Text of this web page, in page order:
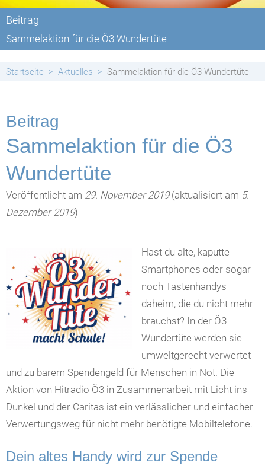
Beitrag
Sammelaktion für die Ö3 Wundertüte
Startseite Aktuelles Sammelaktion für die Ö3 Wundertüte
Beitrag
Sammelaktion für die Ö3
Wundertüte
Veröffentlicht am 29. November 2019(aktualisiert am 5.
Dezember 2019)
Hast du alte, kaputte
Smartphones oder sogar
noch Tastenhandys
daheim, die du nicht mehr
brauchst? In der Ö3-
Wundertüte werden sie
umweltgerecht verwertet
und zu barem Spendengeld für Menschen in Not. Die
Aktion von Hitradio Ö3 in Zusammenarbeit mit Licht ins
Dunkel und der Caritas ist ein verlässlicher und einfacher
Verwertungsweg für nicht mehr benötigte Mobiltelefone.
Dein altes Handy wird zur Spende